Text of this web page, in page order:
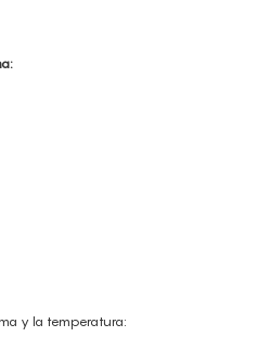
y la temperatura: